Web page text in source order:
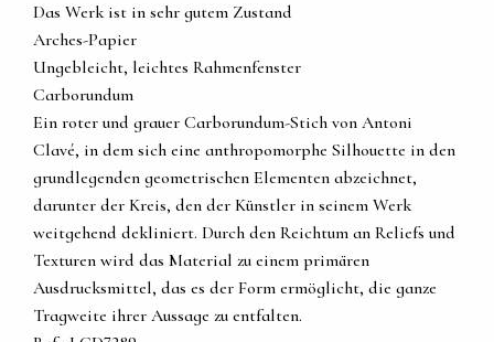
Das Werk ist in sehr gutem Zustand
Arches-Papier
Ungebleicht, leichtes Rahmenfenster
Carborundum
Ein roter und grauer Carborundum-Stich von Antoni
Clavé, in dem sich eine anthropomorphe Silhouette in den
grundlegenden geometrischen Elementen abzeichnet,
darunter der Kreis, den der Künstler in seinem Werk
weitgehend dekliniert. Durch den Reichtum an Reliefs und
Texturen wird das Material zu einem primären
Ausdrucksmittel, das es der Form ermöglicht, die ganze
Tragweite ihrer Aussage zu entfalten.